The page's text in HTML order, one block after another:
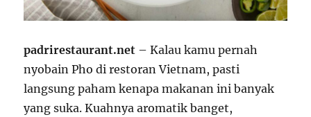
padrirestaurant.net – Kalau kamu pernah
nyobain Pho di restoran Vietnam, pasti
langsung paham kenapa makanan ini banyak
yang suka. Kuahnya aromatik banget,